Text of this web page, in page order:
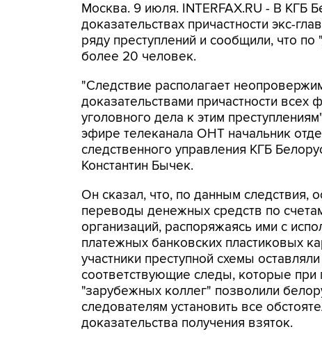
Москва. 9 июля. INTERFAX.RU - В КГБ
доказательствах причастности экс-
ряду преступлений и сообщили, что
более 20 человек.
"Следствие располагает
доказательствами причастности всех
уголовного дела к этим
эфире телеканала ОНТ начальник
следственного управления КГБ
Константин Бычек.
Он сказал, что, по данным следствия,
переводы денежных средств по
организаций, распоряжаясь ими с
платежных банковских пластиковых
участники преступной схемы оставляли
соответствующие следы, которые
"зарубежных коллег" позволили
следователям установить все
доказательства получения взяток.